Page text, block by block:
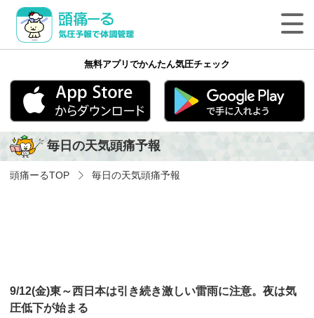
頭痛ーる 気圧予報で体調管理
最新の天気頭痛予報
気象病の基礎知識
気象病を防ぐ方法
法人のみなさまへ
無料アプリでかんたん気圧チェック
毎日の天気頭痛予報
頭痛ーるTOP 毎日の天気頭痛予報
9/12(金)東～西日本は引き続き激しい雷雨に注意。夜は気
圧低下が始まる